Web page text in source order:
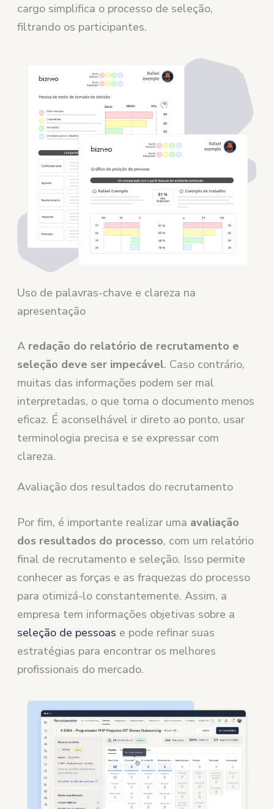
cargo simplifica o processo de seleção,
filtrando os participantes.
Uso de palavras-chave e clareza na
apresentação
A redação do relatório de recrutamento e
seleção deve ser impecável. Caso contrário,
muitas das informações podem ser mal
interpretadas, o que torna o documento menos
eficaz. É aconselhável ir direto ao ponto, usar
terminologia precisa e se expressar com
clareza.
Avaliação dos resultados do recrutamento
Por fim, é importante realizar uma avaliação
dos resultados do processo, com um relatório
final de recrutamento e seleção. Isso permite
conhecer as forças e as fraquezas do processo
para otimizá-lo constantemente. Assim, a
empresa tem informações objetivas sobre a
seleção de pessoas e pode refinar suas
estratégias para encontrar os melhores
profissionais do mercado.